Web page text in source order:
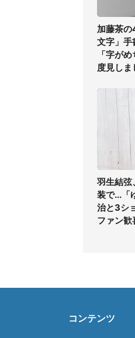
加藤茶
文字」手
「字が
度見しま
羽生結弦
装で...「
治と3シ
ファン歓
コンテンツ